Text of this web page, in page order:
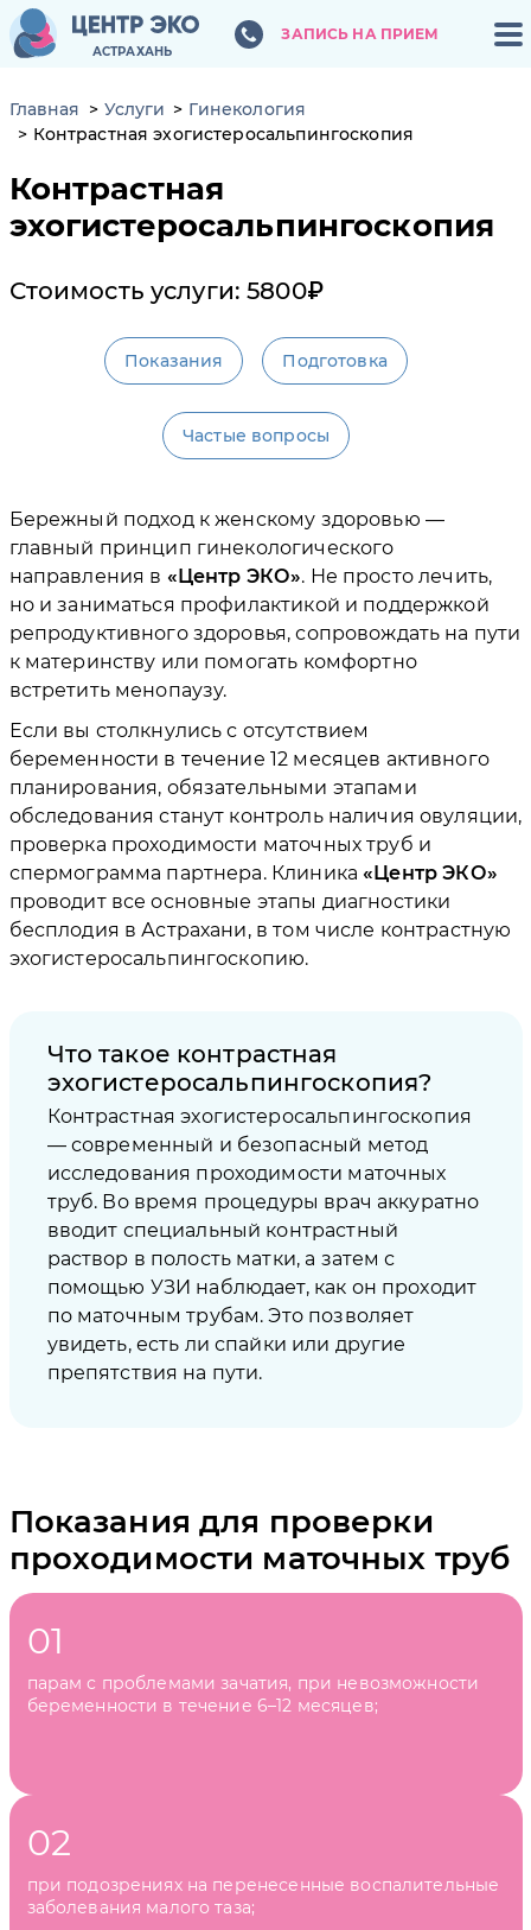
АСТРАХАНЬ
ЗАПИСЬ НА ПРИЕМ
АСТРАХАНЬ
ЗАПИСЬ НА ПРИЕМ
Главная Услуги
Гинекология
Контрастная эхогистеросальпингоскопия
Контрастная
эхогистеросальпингоскопия
Стоимость услуги: 5800₽
Показания Подготовка
Частые вопросы
Бережный подход к женскому здоровью —
главный принцип гинекологического
направления в
Центр ЭКО . Не просто лечить,
но и заниматься профилактикой и поддержкой
репродуктивного здоровья, сопровождать на пути
к материнству или помогать комфортно
встретить менопаузу.
Если вы столкнулись с отсутствием
беременности в течение 12 месяцев активного
планирования, обязательными этапами
обследования станут контроль наличия овуляции,
проверка проходимости маточных труб и
спермограмма партнера. Клиника
Центр ЭКО
проводит все основные этапы диагностики
бесплодия в Астрахани, в том числе контрастную
эхогистеросальпингоскопию.
Что такое контрастная
эхогистеросальпингоскопия?
Контрастная эхогистеросальпингоскопия
— современный и безопасный метод
исследования проходимости маточных
труб. Во время процедуры врач аккуратно
вводит специальный контрастный
раствор в полость матки, а затем с
помощью УЗИ наблюдает, как он проходит
по маточным трубам. Это позволяет
увидеть, есть ли спайки или другие
препятствия на пути.
Показания для проверки
проходимости маточных труб
парам с проблемами зачатия, при невозможности
беременности в течение 6–12 месяцев;
при подозрениях на перенесенные воспалительные
заболевания малого таза;